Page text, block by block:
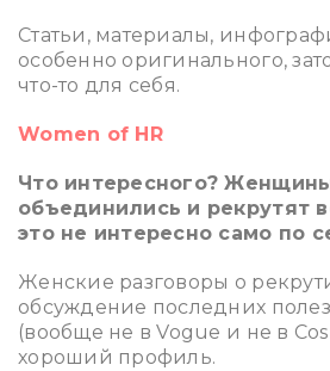
Статьи, материалы,
особенно оригинального,
что-то для себя.
Women of HR
Что интересного?
объединились и рекрутят
это не интересно само по
Женские разговоры о
обсуждение последних
(вообще не в Vogue и не в
хороший профиль.